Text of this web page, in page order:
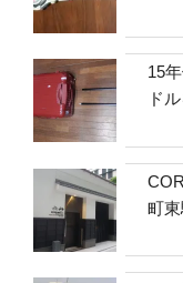
15
ド
町